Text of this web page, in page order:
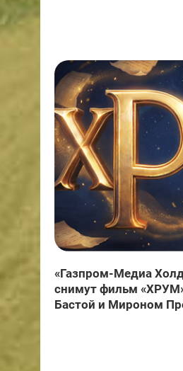
«Газпром-Медиа
снимут фильм
Бастой и Мироном